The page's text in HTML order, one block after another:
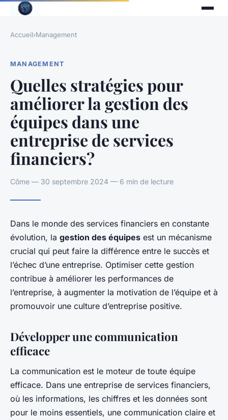
Accueil›Management
MANAGEMENT
Quelles stratégies pour
améliorer la gestion des
équipes dans une
entreprise de services
financiers?
Côme — 30 septembre 2024 — 6 min de lecture
Dans le monde des services financiers en constante
évolution, la gestion des équipes est un mécanisme
crucial qui peut faire la différence entre le succès et
l’échec d’une entreprise. Optimiser cette gestion
contribue à améliorer les performances de
l’entreprise, à augmenter la motivation de l’équipe et à
promouvoir une culture d’entreprise positive.
Développer une communication
efficace
La communication est le moteur de toute équipe
efficace. Dans une entreprise de services financiers,
où les informations, les chiffres et les données sont
pour le moins essentiels, une communication claire et